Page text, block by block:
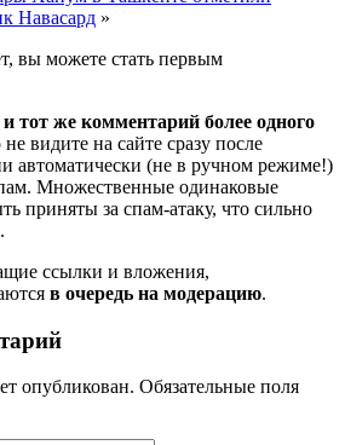
Навасард »
вы можете стать первым
тот же комментарий более одного
видите на сайте сразу после
автоматически (не в ручном режиме!)
Множественные одинаковые
приняты за спам-атаку, что сильно
ссылки и вложения,
в очередь на модерацию.
опубликован. Обязательные поля